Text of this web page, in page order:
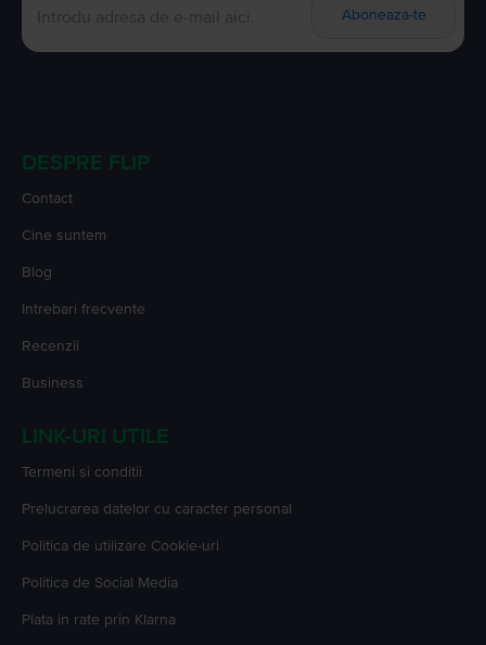
Aboneaza-te
DESPRE FLIP
Contact
Cine suntem
Blog
Intrebari frecvente
Recenzii
Business
LINK-URI UTILE
Termeni si conditii
Prelucrarea datelor cu caracter personal
Politica de utilizare Cookie-uri
Politica de Social Media
Plata in rate prin Klarna